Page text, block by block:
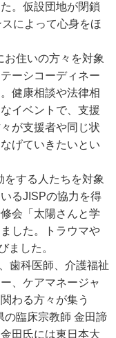
。仮設団地が閉鎖
によって心身をほ
住いの方々を対象
ーシコーディネー
健康相談や法律相
イベントで、支援
が支援者や同じ状
げていきたいとい
をする人たちを対象
るJISPの協力を得
会「太陽さんと学
した。トラウマや
ました。
歯科医師、介護福祉
、ケアマネージャ
わる方々が集う
の臨床宗教師 金田諦
田氏には東日本大